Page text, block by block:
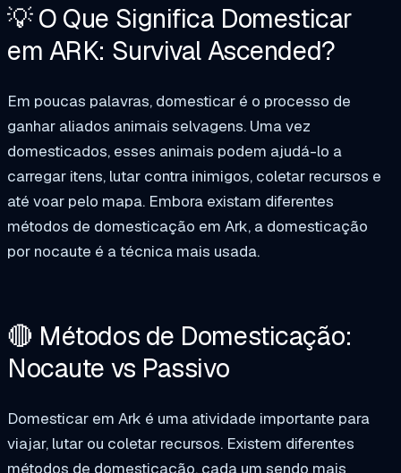
💡 O Que Significa Domesticar
em ARK: Survival Ascended?
Em poucas palavras, domesticar é o processo de
ganhar aliados animais selvagens. Uma vez
domesticados, esses animais podem ajudá-lo a
carregar itens, lutar contra inimigos, coletar recursos e
até voar pelo mapa. Embora existam diferentes
métodos de domesticação em Ark, a domesticação
por nocaute é a técnica mais usada.
🔴 Métodos de Domesticação:
Nocaute vs Passivo
Domesticar em Ark é uma atividade importante para
viajar, lutar ou coletar recursos. Existem diferentes
métodos de domesticação, cada um sendo mais